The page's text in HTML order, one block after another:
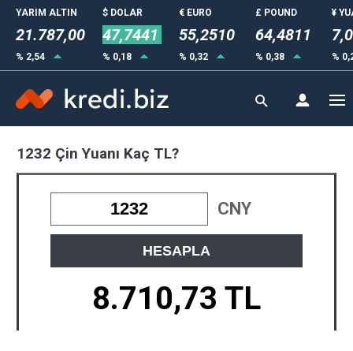
YARIM ALTIN
21.787,00
% 2,54
$ DOLAR
47,7441
% 0,18
€ EURO
55,2510
% 0,32
£ POUND
64,4811
% 0,38
¥
%
1232 Çin Yuanı Kaç TL?
CNY
HESAPLA
8.710,73 TL